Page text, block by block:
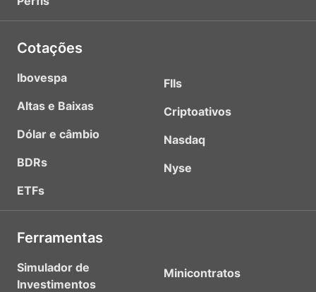
Cotações
Ibovespa
Altas e Baixas
Dólar e câmbio
BDRs
ETFs
FIIs
Criptoativos
Nasdaq
Nyse
Ferramentas
Simulador de
Investimentos
Minicontratos